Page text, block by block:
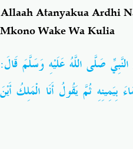
Fiqh-Ibaadah
Fataawa Za Ulamaa
Akhlaaq-Aadaab
Allaah Atanyakua Ardhi
Mkono Wake Wa Kulia
صَلَّى اللَّهُ عَلَيْهِ وَسَلَّمَ قَالَ:
ثُمَّ يَقُولُ أَنَا الْمَلِكُ أَيْنَ